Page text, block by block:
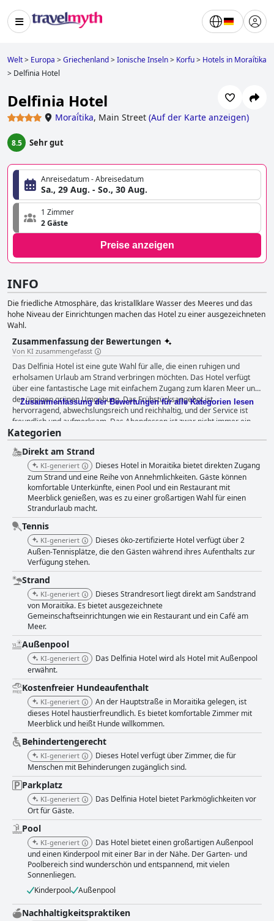
Welt> Europa >Griechenland>Ionische Inseln> Korfu> Hotels in Moraḯtika
> Delfinia Hotel
Delfinia Hotel
Moraḯtika, Main Street (Auf der Karte anzeigen)
8.5 Sehr gut
Anreisedatum - Abreisedatum
Sa., 29 Aug. - So., 30 Aug.
1 Zimmer
2 Gäste
Preise anzeigen
INFO
Die friedliche Atmosphäre, das kristallklare Wasser des Meeres und das
hohe Niveau der Einrichtungen machen das Hotel zu einer ausgezeichneten
Wahl.
Zusammenfassung der Bewertungen
Von KI zusammengefasst
Das Delfinia Hotel ist eine gute Wahl für alle, die einen ruhigen und
erholsamen Urlaub am Strand verbringen möchten. Das Hotel verfügt
über eine fantastische Lage mit einfachem Zugang zum klaren Meer und
der üppigen grünen Umgebung. Das Frühstücksangebot ist
hervorragend, abwechslungsreich und reichhaltig, und der Service ist
freundlich und aufmerksam. Das Abendessen ist zwar nicht immer ein
voller Erfolg, aber im Allgemeinen beeindruckt das Hotel seine Gäste mit
der Qualität und der Vielfalt der Speisen. Die Zimmer sind im
Allgemeinen sauber und gepflegt, auch wenn die Bäder und die Möbel
verbesserungsbedürftig sind. Das Hotel ist sehr sauber und gut gepflegt,
und es gibt Covid-19-Protokolle, die auch eingehalten werden. Das
Personal ist freundlich, hilfsbereit und im Großen und Ganzen großartig,
auch wenn es einige kleinere Probleme mit dem Service gibt. Der
Außenpool und das Kinderbecken sind wunderschön und entspannend,
und es gibt jede Menge Sonnenliegen. Der Strand ist ein großartiger Ort
für die Gäste, um ihren Aufenthalt zu genießen, mit direktem Zugang und
einem privaten Bereich, den die Hotelgäste kostenlos nutzen können.
Während die Betten gemischt bewertet wurden, waren die meisten Gäste
mit der ruhigen und entspannenden Atmosphäre des Hotels zufrieden.
Insgesamt ist das Delfinia Hotel eine gute Wahl für alle, die ein Hotel mit
mäßiger Bewertung und schöner Strandlage suchen.
Zusammenfassung der Bewertungen für alle Kategorien lesen
Kategorien
Direkt am Strand
KI-generiert
Dieses Hotel in Moraitika bietet direkten Zugang
zum Strand und eine Reihe von Annehmlichkeiten. Gäste können
komfortable Unterkünfte, einen Pool und ein Restaurant mit
Meerblick genießen, was es zu einer großartigen Wahl für einen
Strandurlaub macht.
Tennis
KI-generiert
Dieses öko-zertifizierte Hotel verfügt über 2
Außen-Tennisplätze, die den Gästen während ihres Aufenthalts zur
Verfügung stehen.
Strand
KI-generiert
Dieses Strandresort liegt direkt am Sandstrand
von Moraitika. Es bietet ausgezeichnete
Gemeinschaftseinrichtungen wie ein Restaurant und ein Café am
Meer.
Außenpool
KI-generiert
Das Delfinia Hotel wird als Hotel mit Außenpool
erwähnt.
Kostenfreier Hundeaufenthalt
KI-generiert
An der Hauptstraße in Moraitika gelegen, ist
dieses Hotel haustierfreundlich. Es bietet komfortable Zimmer mit
Meerblick und heißt Hunde willkommen.
Behindertengerecht
KI-generiert
Dieses Hotel verfügt über Zimmer, die für
Menschen mit Behinderungen zugänglich sind.
Parkplatz
KI-generiert
Das Delfinia Hotel bietet Parkmöglichkeiten vor
Ort für Gäste.
Pool
KI-generiert
Das Hotel bietet einen großartigen Außenpool
und einen Kinderpool mit einer Bar in der Nähe. Der Garten- und
Poolbereich sind wunderschön und entspannend, mit vielen
Sonnenliegen.
Kinderpool
Außenpool
Nachhaltigkeitspraktiken